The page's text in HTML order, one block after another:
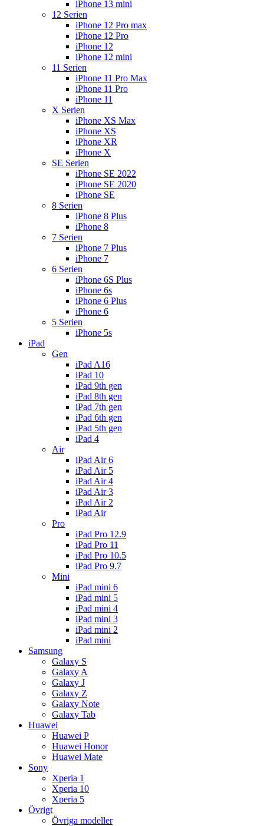
iPhone 13 mini
12 Serien
iPhone 12 Pro max
iPhone 12 Pro
iPhone 12
iPhone 12 mini
11 Serien
iPhone 11 Pro Max
iPhone 11 Pro
iPhone 11
X Serien
iPhone XS Max
iPhone XS
iPhone XR
iPhone X
SE Serien
iPhone SE 2022
iPhone SE 2020
iPhone SE
8 Serien
iPhone 8 Plus
iPhone 8
7 Serien
iPhone 7 Plus
iPhone 7
6 Serien
iPhone 6S Plus
iPhone 6s
iPhone 6 Plus
iPhone 6
5 Serien
iPhone 5s
iPad
Gen
iPad A16
iPad 10
iPad 9th gen
iPad 8th gen
iPad 7th gen
iPad 6th gen
iPad 5th gen
iPad 4
Air
iPad Air 6
iPad Air 5
iPad Air 4
iPad Air 3
iPad Air 2
iPad Air
Pro
iPad Pro 12.9
iPad Pro 11
iPad Pro 10.5
iPad Pro 9.7
Mini
iPad mini 6
iPad mini 5
iPad mini 4
iPad mini 3
iPad mini 2
iPad mini
Samsung
Galaxy S
Galaxy A
Galaxy J
Galaxy Z
Galaxy Note
Galaxy Tab
Huawei
Huawei P
Huawei Honor
Huawei Mate
Sony
Xperia 1
Xperia 10
Xperia 5
Övrigt
Övriga modeller